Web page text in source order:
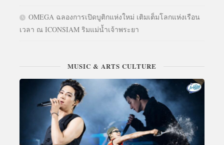
OMEGA ฉลองการเปิดบูติกแห่งใหม่ เติมเต็มโลกแห่งเรือน
เวลา ณ ICONSIAM ริมแม่น้ำเจ้าพระยา
MUSIC & ARTS CULTURE